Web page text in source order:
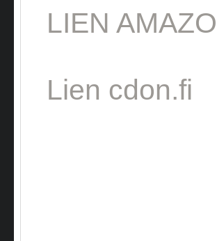
LIEN
Lien cdon.fi